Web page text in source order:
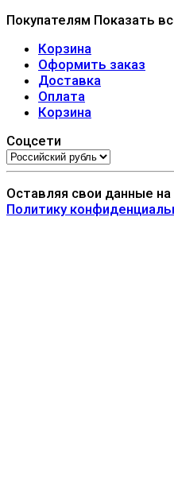
Покупателям Показать
Корзина
Оформить заказ
Доставка
Оплата
Корзина
Соцсети
Оставляя свои данные
Политику